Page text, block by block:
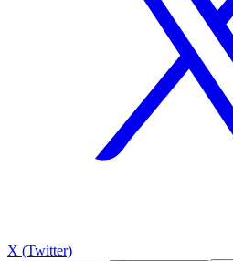
X (Twitter)